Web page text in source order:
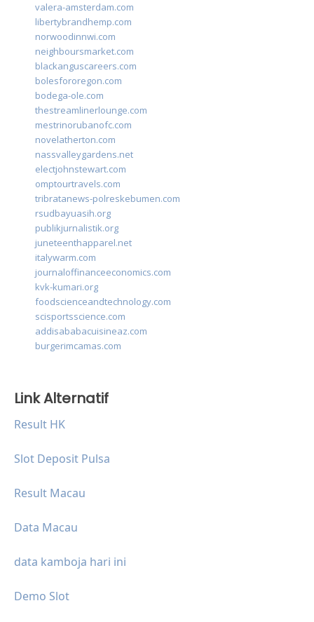
valera-amsterdam.com
libertybrandhemp.com
norwoodinnwi.com
neighboursmarket.com
blackanguscareers.com
bolesfororegon.com
bodega-ole.com
thestreamlinerlounge.com
mestrinorubanofc.com
novelatherton.com
nassvalleygardens.net
electjohnstewart.com
omptourtravels.com
tribratanews-polreskebumen.com
rsudbayuasih.org
publikjurnalistik.org
juneteenthapparel.net
italywarm.com
journaloffinanceeconomics.com
kvk-kumari.org
foodscienceandtechnology.com
scisportsscience.com
addisababacuisineaz.com
burgerimcamas.com
Link Alternatif
Result HK
Slot Deposit Pulsa
Result Macau
Data Macau
data kamboja hari ini
Demo Slot